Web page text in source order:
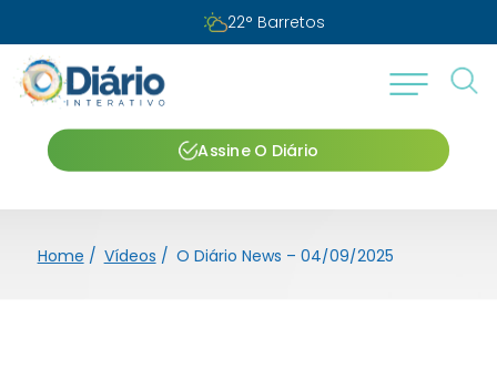
22° Barretos
Assine O Diário
Home / Vídeos / O Diário News – 04/09/2025